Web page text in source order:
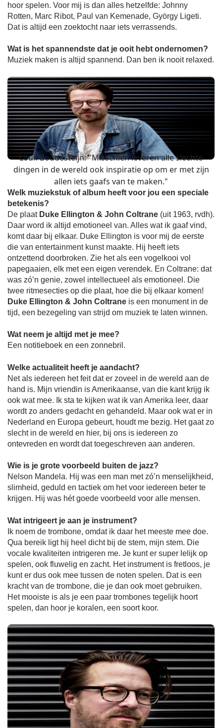
hoor spelen. Voor mij is dan alles hetzelfde: Johnny
Rotten, Marc Ribot, Paul van Kemenade, György Ligeti.
Dat is altijd een zoektocht naar iets verrassends.
Wat is het spannendste dat je ooit hebt ondernomen?
Muziek maken is altijd spannend. Dan ben ik nooit relaxed.
Louk Boudesteijn: "Misschien leveren alle slechte
dingen in de wereld ook inspiratie op om er met zijn
allen iets gaafs van te maken."
Welk muziekstuk of album heeft voor jou een speciale
betekenis?
De plaatDuke Ellington & John Coltrane (uit 1963, rvdh).
Daar word ik altijd emotioneel van. Alles wat ik gaaf vind,
komt daar bij elkaar. Duke Ellington is voor mij de eerste
die van entertainment kunst maakte. Hij heeft iets
ontzettend doorbroken. Zie het als een vogelkooi vol
papegaaien, elk met een eigen verendek. En Coltrane: dat
was zó’n genie, zowel intellectueel als emotioneel. Die
twee ritmesecties op die plaat, hoe die bij elkaar komen!
Duke Ellington & John Coltrane is een monument in de
tijd, een bezegeling van strijd om muziek te laten winnen.
Wat neem je altijd met je mee?
Een notitieboek en een zonnebril.
Welke actualiteit heeft je aandacht?
Net als iedereen het feit dat er zoveel in de wereld aan de
hand is. Mijn vriendin is Amerikaanse, van die kant krijg ik
ook wat mee. Ik sta te kijken wat ik van Amerika leer, daar
wordt zo anders gedacht en gehandeld. Maar ook wat er in
Nederland en Europa gebeurt, houdt me bezig. Het gaat zo
slecht in de wereld en hier, bij ons is iedereen zo
ontevreden en wordt dat toegeschreven aan anderen.
Wie is je grote voorbeeld buiten de jazz?
Nelson Mandela. Hij was een man met zó’n menselijkheid,
slimheid, geduld en tactiek om het voor iedereen beter te
krijgen. Hij was hét goede voorbeeld voor alle mensen.
Wat intrigeert je aan je instrument?
Ik noem de trombone, omdat ik daar het meeste mee doe.
Qua bereik ligt hij heel dicht bij de stem, mijn stem. Die
vocale kwaliteiten intrigeren me. Je kunt er super lelijk op
spelen, ook fluwelig en zacht. Het instrument is fretloos, je
kunt er dus ook mee tussen de noten spelen. Dat is een
kracht van de trombone, die je dan ook moet gebruiken.
Het mooiste is als je een paar trombones tegelijk hoort
spelen, dan hoor je koralen, een soort koor.